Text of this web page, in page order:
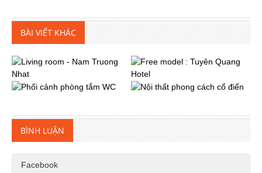
BÀI VIẾT KHÁC
BÌNH LUẬN
Facebook